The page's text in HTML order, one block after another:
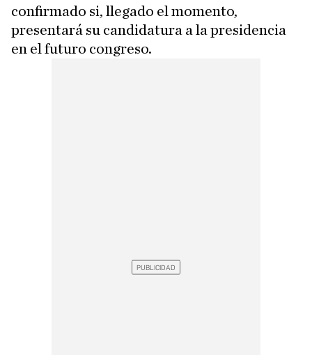
confirmado si, llegado el momento,
presentará su candidatura a la presidencia
en el futuro congreso.